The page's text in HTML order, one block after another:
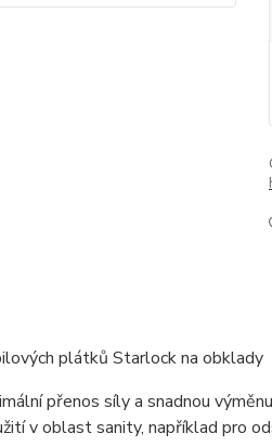
plátků Starlock na obklady
přenos síly a snadnou
v oblast sanity, například pro